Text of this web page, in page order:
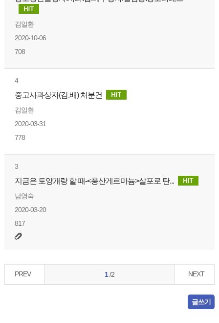
김일환
2020-10-06
708
4
중고사과상자(감.배) 처분건
김일환
2020-03-31
778
3
지금은 토양개량 할 때-<풍산게르마늄>살포로 탄...
남영숙
2020-03-20
817
PREV 1/2 NEXT
글쓰기